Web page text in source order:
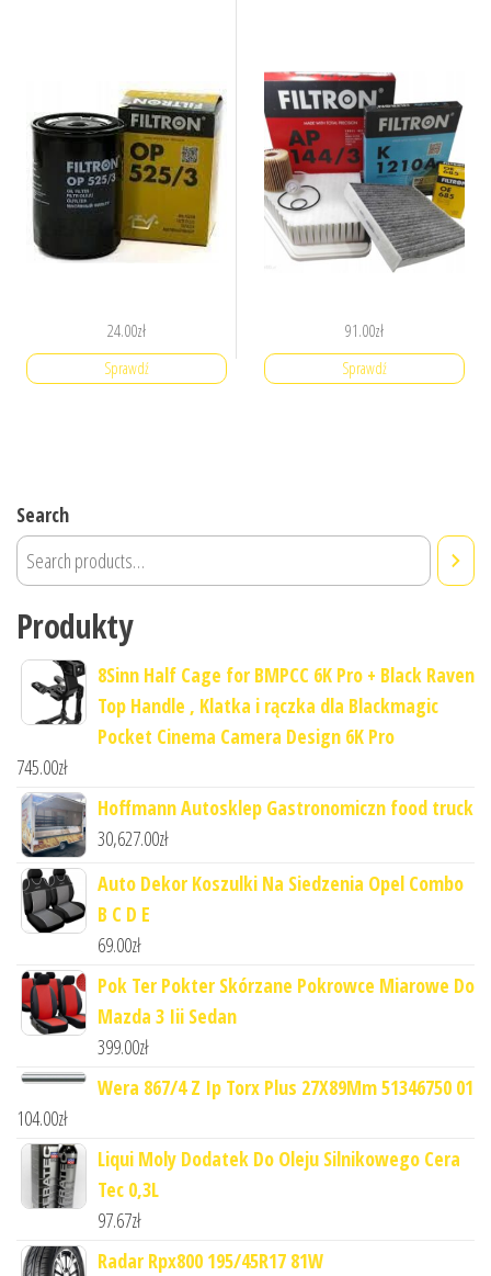
24.00zł
Sprawdź
91.00zł
Sprawdź
Search
Produkty
8Sinn Half Cage for BMPCC 6K Pro + Black Raven
Top Handle , Klatka i rączka dla Blackmagic
Pocket Cinema Camera Design 6K Pro
745.00zł
Hoffmann Autosklep Gastronomiczn food truck
30,627.00zł
Auto Dekor Koszulki Na Siedzenia Opel Combo
B C D E
69.00zł
Pok Ter Pokter Skórzane Pokrowce Miarowe Do
Mazda 3 Iii Sedan
399.00zł
Wera 867/4 Z Ip Torx Plus 27X89Mm 51346750 01
104.00zł
Liqui Moly Dodatek Do Oleju Silnikowego Cera
Tec 0,3L
97.67zł
Radar Rpx800 195/45R17 81W